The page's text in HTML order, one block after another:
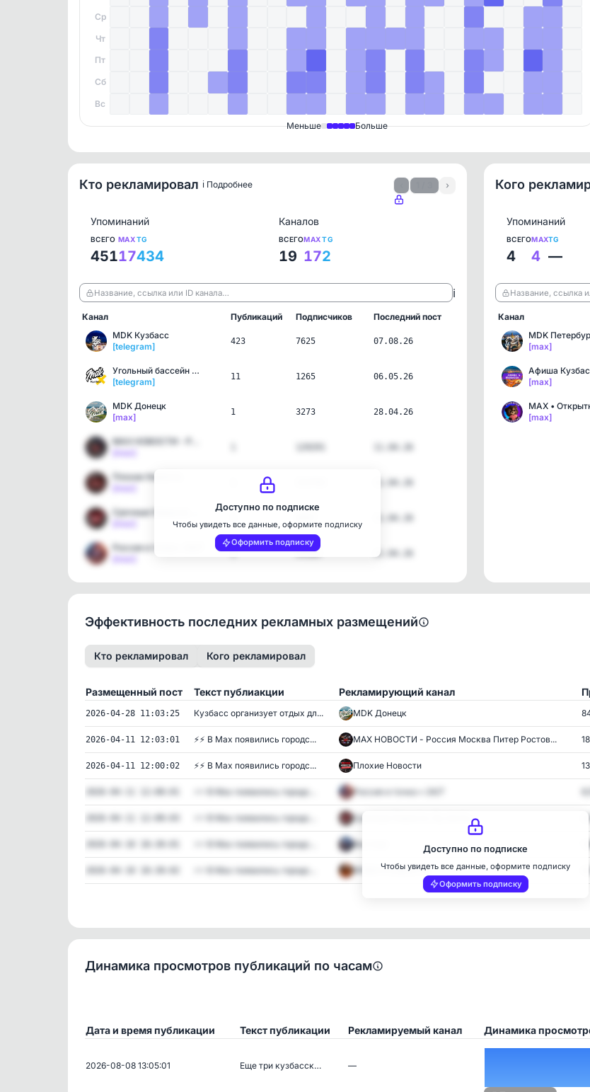
Ср
Чт
Пт
Сб
Вс
Меньше Больше
Кто рекламировал ℹ️ Подробнее ›
Упоминаний
ВСЕГО
451
MAX
17
TG
434
Каналов
ВСЕГО
19
MAX
17
TG
2
Название, ссылка или ID канала… ℹ️
Канал Публикаций Подписчиков
Последний пост
MDK Кузбасс
[telegram]
423 7625 07.08.26
Угольный бассейн МДК
[telegram]
11 1265 06.05.26
MDK Донецк
[max]
1 3273 28.04.26
Плохие Новости
Россия и точка • 24/7
1 54589 11.04.26
Доступно по подписке
Чтобы увидеть все данные, оформите подписку
Оформить подписку
Кого
Упоминаний
ВСЕГО
4
MAX
4
TG
—
Название, ссылка
Канал
MDK
[max]
[max]
MAX •
[max]
Эффективность последних рекламных размещений
Кто рекламировал Кого рекламировал
Размещенный пост Текст публиакции Рекламирующий канал
2026-04-28 11:03:25 Кузбасс организует отдых дл... MDK Донецк
2026-04-11 12:03:01 ⚡️⚡️ В Max появились городс... MAX НОВОСТИ - Россия Москва Питер Ростов...
2026-04-11 12:00:02 ⚡️⚡️ В Max появились городс... Плохие Новости
⚡️⚡️ В Max появились городс... Россия и точка • 24/7
⚡️⚡️ В Max появились городс... Срочные Новости. Ну почти..
⚡️⚡️ В Max появились городс... Вестник
⚡️⚡️ В Max появились городс... ИНФАЧ НОВОСТИ
Доступно по подписке
Чтобы увидеть все данные, оформите подписку
Оформить подписку
Динамика просмотров публикаций по часам
Дата и время публикации Текст публикации Рекламируемый канал Динамика
2026-08-08 13:05:01 Еще три кузбасск… —